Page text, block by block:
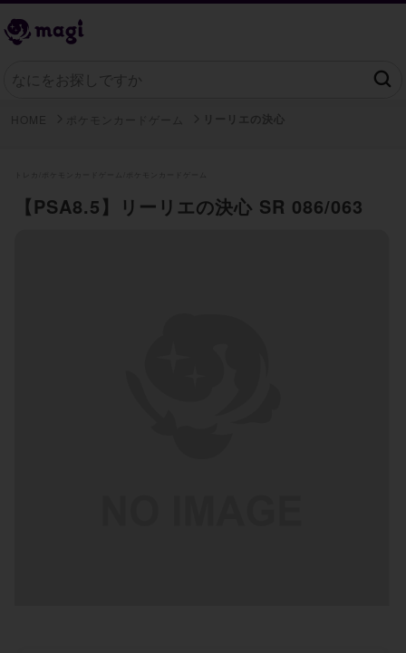
【PSA8.5】リーリエの決心 SR 086/063